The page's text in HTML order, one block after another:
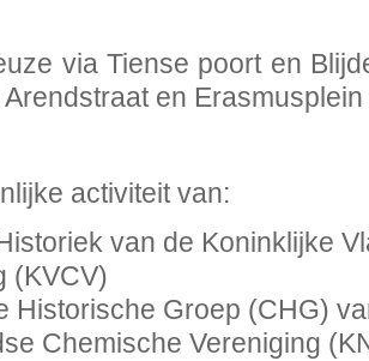
via Tiense poort en
en Erasmusplein
activiteit van:
van de Koninklijke
(KVCV)
Historische Groep (CHG)
Chemische Vereniging